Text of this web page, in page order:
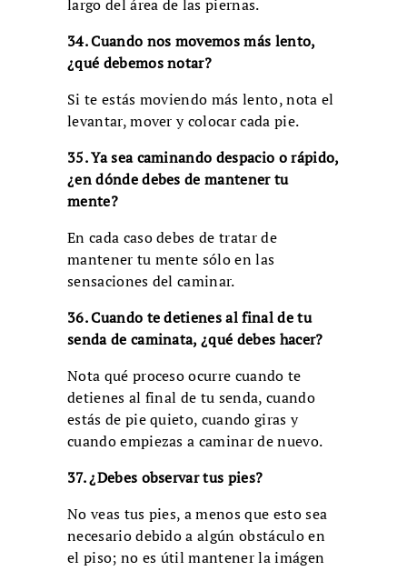
largo del área de las piernas.
34. Cuando nos movemos más lento,
¿qué debemos notar?
Si te estás moviendo más lento, nota el
levantar, mover y colocar cada pie.
35. Ya sea caminando despacio o rápido,
¿en dónde debes de mantener tu
mente?
En cada caso debes de tratar de
mantener tu mente sólo en las
sensaciones del caminar.
36. Cuando te detienes al final de tu
senda de caminata, ¿qué debes hacer?
Nota qué proceso ocurre cuando te
detienes al final de tu senda, cuando
estás de pie quieto, cuando giras y
cuando empiezas a caminar de nuevo.
37. ¿Debes observar tus pies?
No veas tus pies, a menos que esto sea
necesario debido a algún obstáculo en
el piso; no es útil mantener la imágen